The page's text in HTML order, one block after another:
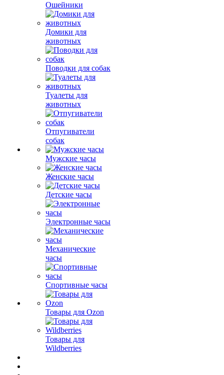
Ошейники
Домики для
животных
Поводки для собак
Туалеты для
животных
Отпугиватели
собак
Мужские часы
Женские часы
Детские часы
Электронные часы
Механические
часы
Спортивные часы
Товары для Ozon
Товары для
Wildberries